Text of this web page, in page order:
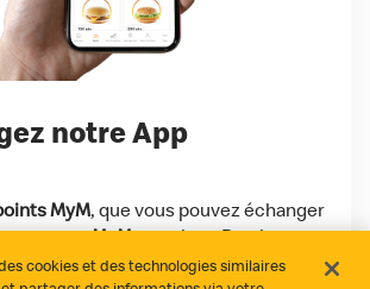
notre App
MyM, que vous pouvez échanger
MyMgratuites. De plus,
dedeals MyMexclusifs et de
cookies et des technologies similaires